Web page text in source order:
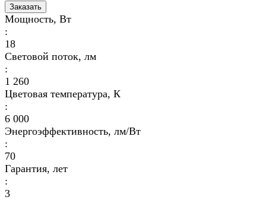
Заказать
Мощность, Вт
:
18
Световой поток, лм
:
1 260
Цветовая температура, К
:
6 000
Энергоэффективность, лм/Вт
:
70
Гарантия, лет
:
3